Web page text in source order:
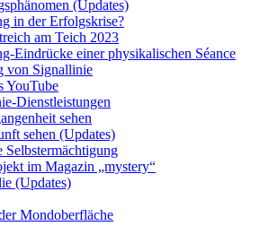
(Updates)
in der Erfolgskrise?
am Teich 2023
Eindrücke einer physikalischen Séance
von Signallinie
YouTube
Dienstleistungen
sehen
sehen (Updates)
Selbstermächtigung
im Magazin „mystery“
(Updates)
Mondoberfläche